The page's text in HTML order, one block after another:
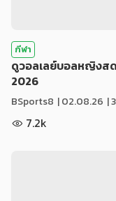
กีฬา
ดูวอลเลย์บอลหญิงสด
2026
BSports8 |02.08.26 |
7.2k